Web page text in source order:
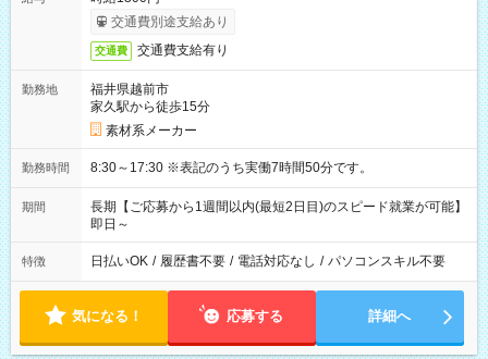
交通費別途支給あり
交通費 交通費支給有り
勤務地
福井県越前市
家久駅から徒歩15分
素材系メーカー
勤務時間 8:30～17:30 ※表記のうち実働7時間50分です。
期間
長期【ご応募から1週間以内(最短2日目)のスピード就業が可能】
即日～
特徴 日払いOK / 履歴書不要 / 電話対応なし / パソコンスキル不要
気になる！ 応募する 詳細へ